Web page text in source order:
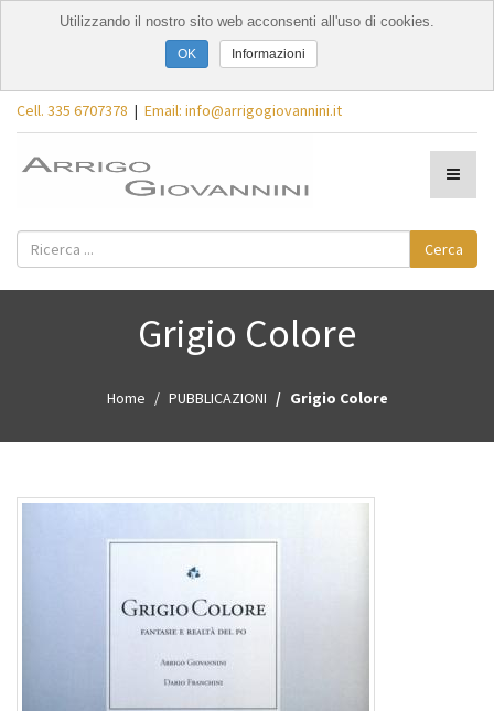
Cell. 335 6707378 | Email: info@arrigogiovannini.it
Cerca
Grigio Colore
Home PUBBLICAZIONI Grigio Colore
Utilizzando il nostro sito web acconsenti all'uso di cookies.
Informazioni